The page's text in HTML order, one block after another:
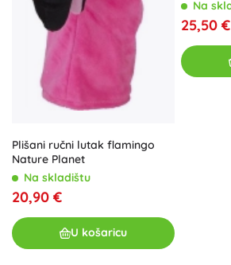
Plišani ručni lutak flamingo
Nature Planet
Na skladištu
20,90 €
U košaricu
Na
25,50 €